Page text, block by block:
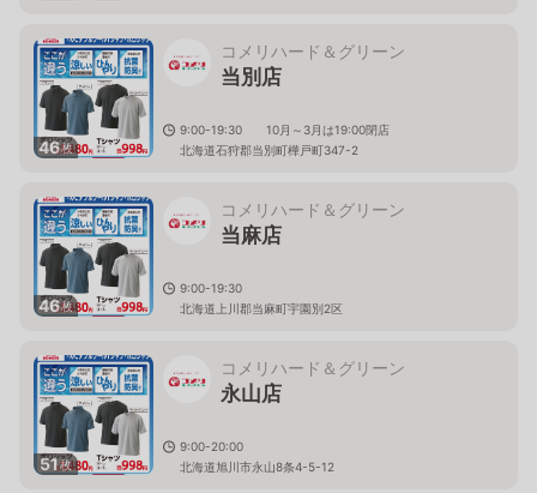
46枚
コメリハード＆グリーン
当別店
9:00-19:30 10月～3月は19:00閉店
北海道石狩郡当別町樺戸町347-2
46枚
コメリハード＆グリーン
当麻店
9:00-19:30
北海道上川郡当麻町宇園別2区
51枚
コメリハード＆グリーン
永山店
9:00-20:00
北海道旭川市永山8条4-5-12